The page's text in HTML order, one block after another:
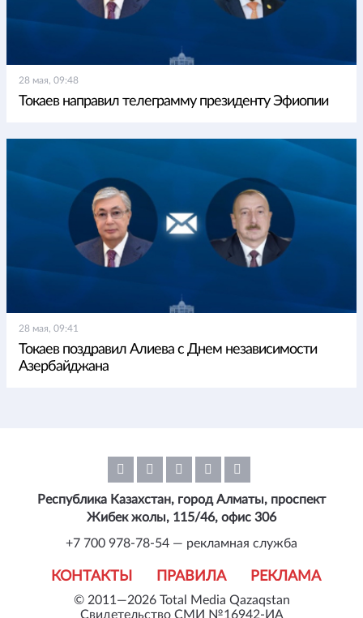
28 мая, 09:48
Токаев направил телеграмму президенту Эфиопии
28 мая, 09:41
Токаев поздравил Алиева с Днем независимости
Азербайджана
© 2011—2026 Total Media Qazaqstan
Свидетельство СМИ №16942-ИА
КОНТАКТЫ ПРАВИЛА РЕКЛАМА
Республика Казахстан, город Алматы, проспект
Жибек жолы, 115/46, офис 306
+7 700 978-78-54 — рекламная служба